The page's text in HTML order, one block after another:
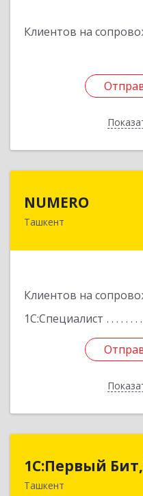
Клиентов на
NUMERO
Ташкент
Клиентов на
1С:Специалист
УЗБЕКИСТАН , г.
1C:Первый
Ташкент
г. Ташкент,